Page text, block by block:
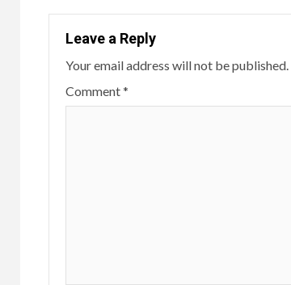
Leave a Reply
Your email address will not be published.
Comment*